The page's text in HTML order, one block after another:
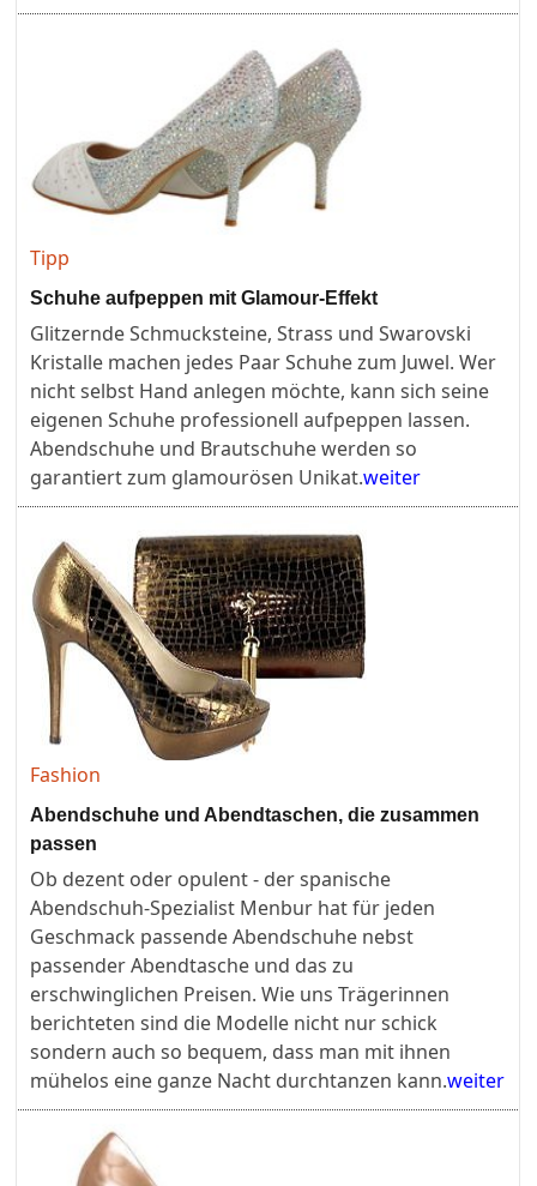
Tipp
Schuhe aufpeppen mit Glamour-Effekt
Glitzernde Schmucksteine, Strass und Swarovski
Kristalle machen jedes Paar Schuhe zum Juwel. Wer
nicht selbst Hand anlegen möchte, kann sich seine
eigenen Schuhe professionell aufpeppen lassen.
Abendschuhe und Brautschuhe werden so
garantiert zum glamourösen Unikat.weiter
Fashion
Abendschuhe und Abendtaschen, die zusammen
passen
Ob dezent oder opulent - der spanische
Abendschuh-Spezialist Menbur hat für jeden
Geschmack passende Abendschuhe nebst
passender Abendtasche und das zu
erschwinglichen Preisen. Wie uns Trägerinnen
berichteten sind die Modelle nicht nur schick
sondern auch so bequem, dass man mit ihnen
mühelos eine ganze Nacht durchtanzen kann.weiter